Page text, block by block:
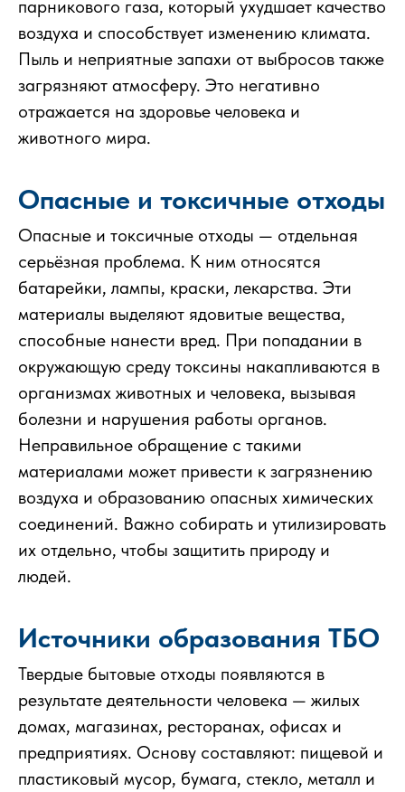
парникового газа, который ухудшает качество
воздуха и способствует изменению климата.
Пыль и неприятные запахи от выбросов также
загрязняют атмосферу. Это негативно
отражается на здоровье человека и
животного мира.
Опасные и токсичные отходы
Опасные и токсичные отходы — отдельная
серьёзная проблема. К ним относятся
батарейки, лампы, краски, лекарства. Эти
материалы выделяют ядовитые вещества,
способные нанести вред. При попадании в
окружающую среду токсины накапливаются в
организмах животных и человека, вызывая
болезни и нарушения работы органов.
Неправильное обращение с такими
материалами может привести к загрязнению
воздуха и образованию опасных химических
соединений. Важно собирать и утилизировать
их отдельно, чтобы защитить природу и
людей.
Источники образования ТБО
Твердые бытовые отходы появляются в
результате деятельности человека — жилых
домах, магазинах, ресторанах, офисах и
предприятиях. Основу составляют: пищевой и
пластиковый мусор, бумага, стекло, металл и